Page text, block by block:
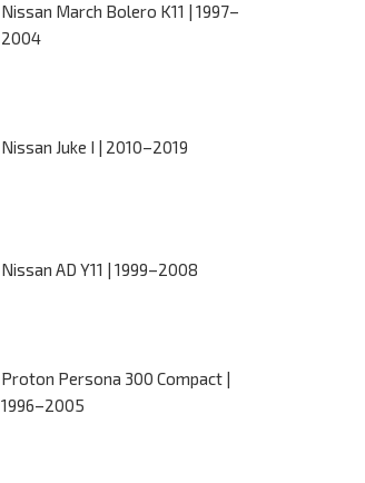
Nissan March Bolero K11 | 1997–
2004
Nissan Juke I | 2010–2019
Nissan AD Y11 | 1999–2008
Proton Persona 300 Compact |
1996–2005